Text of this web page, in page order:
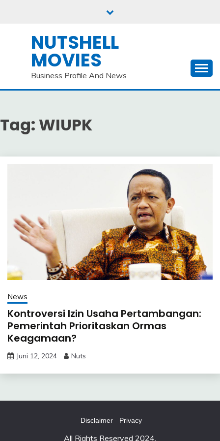
NUTSHELL
MOVIES
Business Profile And News
Tag: WIUPK
News
Kontroversi Izin Usaha Pertambangan:
Pemerintah Prioritaskan Ormas
Keagamaan?
Juni 12, 2024 Nuts
Disclaimer Privacy
All Rights Reserved 2024.